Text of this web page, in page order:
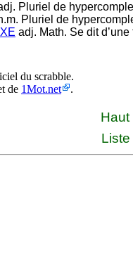
Pluriel de
Pluriel de
adj. Math. Se dit d’une
du scrabble.
de 1Mot.net .
Haut